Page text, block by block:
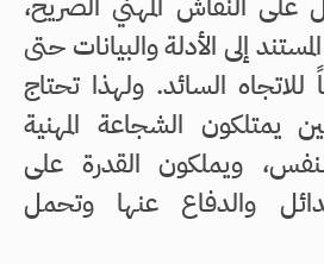
إلى الأدلة والبيانات حتى
السائد. ولهذا تحتاج
يمتلكون الشجاعة المهنية
ويملكون القدرة على
والدفاع عنها وتحمل